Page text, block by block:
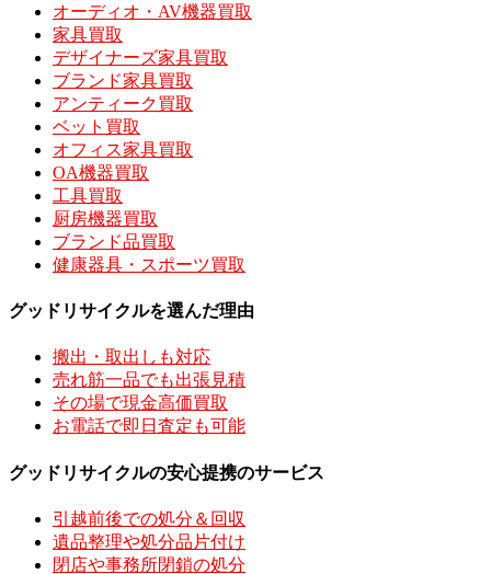
オーディオ・AV機器買取
家具買取
デザイナーズ家具買取
ブランド家具買取
アンティーク買取
ベット買取
オフィス家具買取
OA機器買取
工具買取
厨房機器買取
ブランド品買取
健康器具・スポーツ買取
グッドリサイクルを選んだ理由
搬出・取出しも対応
売れ筋一品でも出張見積
その場で現金高価買取
お電話で即日査定も可能
グッドリサイクルの安心提携のサービス
引越前後での処分＆回収
遺品整理や処分品片付け
閉店や事務所閉鎖の処分